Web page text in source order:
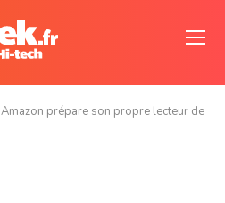
Amazon prépare son propre lecteur de